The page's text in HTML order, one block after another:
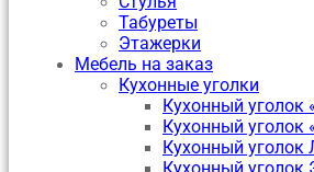
Табуреты
Этажерки
Мебель на заказ
Кухонные уголки
Кухонный уголок
Кухонный уголок
Кухонный уголок